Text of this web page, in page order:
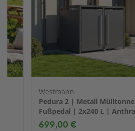
Westmann
Pedura 2 | Metall
Fußpedal | 2x240 L |
699,00 €